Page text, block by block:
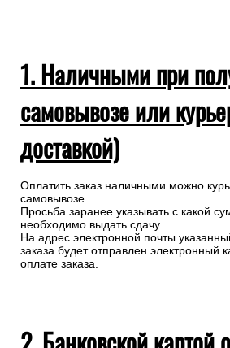
1. Наличными при
самовывозе или
доставкой)
Оплатить заказ наличными можно
самовывозе.
Просьба заранее указывать с какой
необходимо выдать сдачу.
На адрес электронной почты
заказа будет отправлен электронный
оплате заказа.